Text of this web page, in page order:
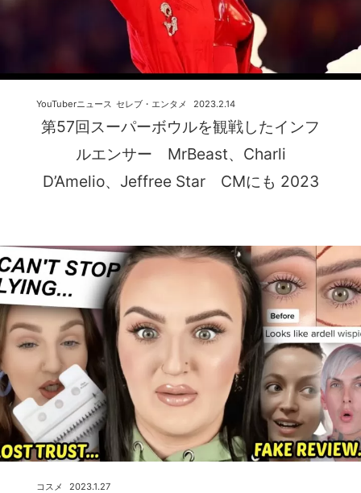
第57回スーパーボウルを観戦したインフ
ルエンサー MrBeast、Charli
D’Amelio、Jeffree Star CMにも 2023
2023.2.14
YouTuberニュース セレブ・エンタメ
2023.1.27
コスメ